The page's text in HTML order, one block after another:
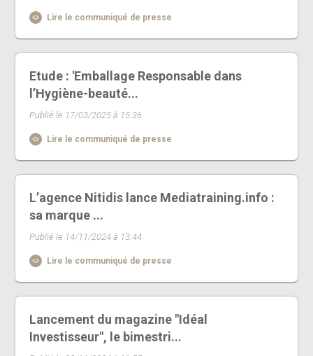
Lire le communiqué de presse
Etude : 'Emballage Responsable dans
l’Hygiène-beauté...
Publié le 17/03/2025 à 15:36
Lire le communiqué de presse
L’agence Nitidis lance Mediatraining.info :
sa marque ...
Publié le 14/11/2024 à 13:44
Lire le communiqué de presse
Lancement du magazine "Idéal
Investisseur", le bimestri...